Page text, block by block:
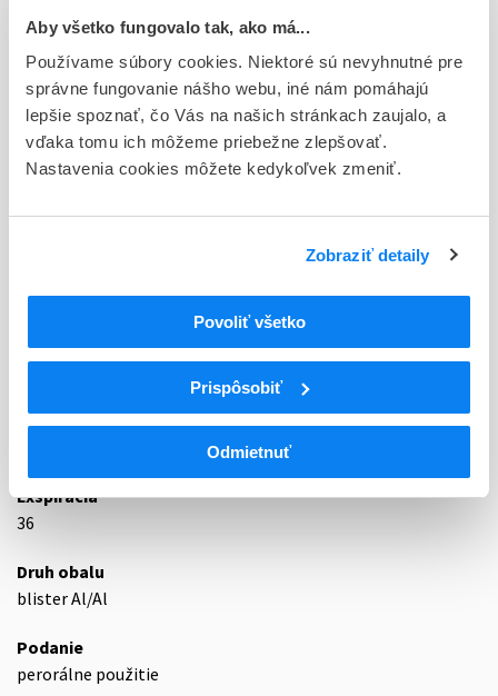
Aby všetko fungovalo tak, ako má...
Používame súbory cookies. Niektoré sú nevyhnutné pre
správne fungovanie nášho webu, iné nám pomáhajú
lepšie spoznať, čo Vás na našich stránkach zaujalo, a
vďaka tomu ich môžeme priebežne zlepšovať.
Nastavenia cookies môžete kedykoľvek zmeniť.
Zobraziť detaily
Povoliť všetko
Prispôsobiť
Odmietnuť
Európska
Držiteľ, krajina
CHEPLAPHARM Arzneimittel GmbH, Nemecko
Indikačná skupina
TRÁVIACI TRAKT A METABOLIZMUS
A10
ANTIDIABETIKÁ
Liečivá znižujúce hladinu glukózy v krvi s
výnimkou inzulínov
A10BG
Tiazolidíndióny
Pioglitazón
Exspirácia
36
Druh obalu
blister Al/Al
Podanie
perorálne použitie